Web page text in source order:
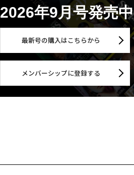
2026年9月号発売中
最新号の購入はこちらから
メンバーシップに登録する